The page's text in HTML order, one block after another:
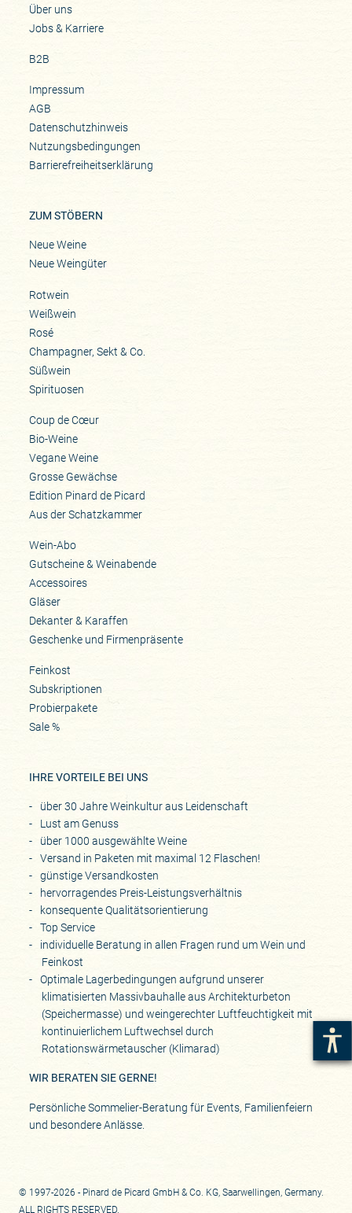
Über uns
Jobs & Karriere
B2B
Impressum
AGB
Datenschutzhinweis
Nutzungsbedingungen
Barrierefreiheitserklärung
ZUM STÖBERN
Neue Weine
Neue Weingüter
Rotwein
Weißwein
Rosé
Champagner, Sekt & Co.
Süßwein
Spirituosen
Coup de Cœur
Bio-Weine
Vegane Weine
Grosse Gewächse
Edition Pinard de Picard
Aus der Schatzkammer
Wein-Abo
Gutscheine & Weinabende
Accessoires
Gläser
Dekanter & Karaffen
Geschenke und Firmenpräsente
Feinkost
Subskriptionen
Probierpakete
Sale %
IHRE VORTEILE BEI UNS
über 30 Jahre Weinkultur aus Leidenschaft
Lust am Genuss
über 1000 ausgewählte Weine
Versand in Paketen mit maximal 12 Flaschen!
günstige Versandkosten
hervorragendes Preis-Leistungsverhältnis
konsequente Qualitätsorientierung
Top Service
individuelle Beratung in allen Fragen rund um Wein und
Feinkost
Optimale Lagerbedingungen aufgrund unserer
klimatisierten Massivbauhalle aus Architekturbeton
(Speichermasse) und weingerechter Luftfeuchtigkeit mit
kontinuierlichem Luftwechsel durch
Rotationswärmetauscher (Klimarad)
WIR BERATEN SIE GERNE!
Persönliche Sommelier-Beratung für Events, Familienfeiern
und besondere Anlässe.
© 1997-2026 - Pinard de Picard GmbH & Co. KG, Saarwellingen, Germany.
ALL RIGHTS RESERVED.